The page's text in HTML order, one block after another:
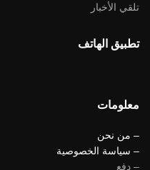
تلقي الأخبار
تطبيق الهاتف
معلومات
– من نحن
– سياسة الخصوصية
– دفع